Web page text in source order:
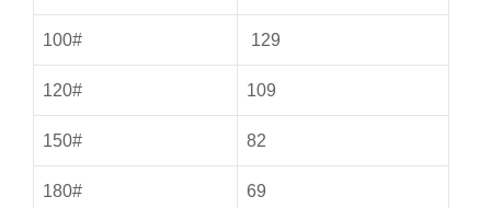
100# 129
120# 109
150# 82
180# 69